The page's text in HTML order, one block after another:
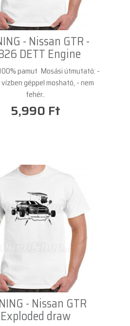
- Nissan GTR -
DETT Engine
pamut Mosási útmutató: -
géppel mosható, - nem
fehér..
5,990 Ft
- Nissan GTR
Exploded draw